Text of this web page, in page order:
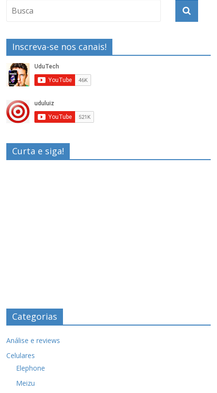
Inscreva-se nos canais!
Curta e siga!
Categorias
Análise e reviews
Celulares
Elephone
Meizu